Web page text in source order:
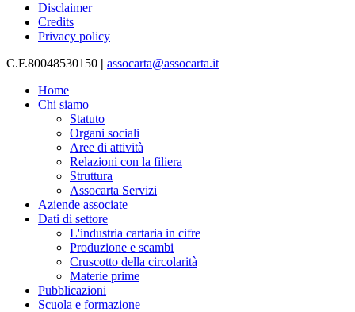
Disclaimer
Credits
Privacy policy
C.F.80048530150 | assocarta@assocarta.it
Home
Chi siamo
Statuto
Organi sociali
Aree di attività
Relazioni con la filiera
Struttura
Assocarta Servizi
Aziende associate
Dati di settore
L'industria cartaria in cifre
Produzione e scambi
Cruscotto della circolarità
Materie prime
Pubblicazioni
Scuola e formazione